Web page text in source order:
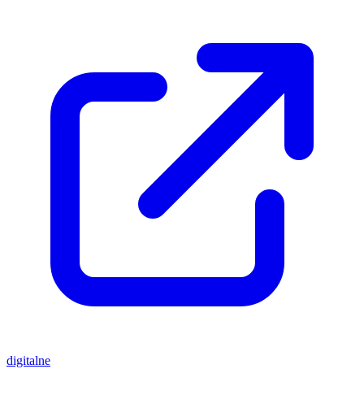
digitalne